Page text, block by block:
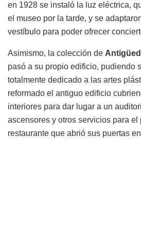
en 1928 se instaló la luz eléctrica,
el museo por la tarde, y se
vestíbulo para poder ofrecer
Asimismo, la colección de
pasó a su propio edificio, pudiendo
totalmente dedicado a las artes
reformado el antiguo edificio
interiores para dar lugar a un
ascensores y otros servicios para el
restaurante que abrió sus puertas